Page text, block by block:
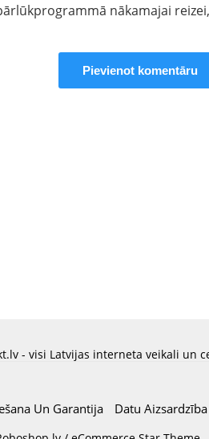
nākamajai reizei,
Un Garantija Datu Aizsardzība